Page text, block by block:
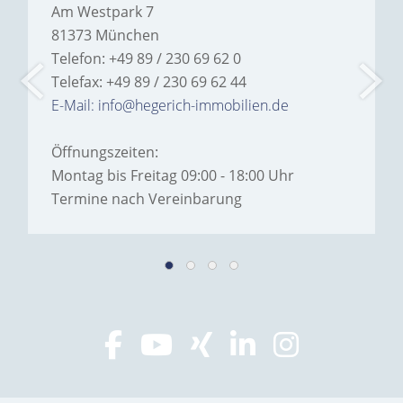
Am Westpark 7
81373 München
Telefon: +49 89 / 230 69 62 0
Telefax: +49 89 / 230 69 62 44
E-Mail: info@hegerich-immobilien.de
Öffnungszeiten:
Montag bis Freitag 09:00 - 18:00 Uhr
Termine nach Vereinbarung